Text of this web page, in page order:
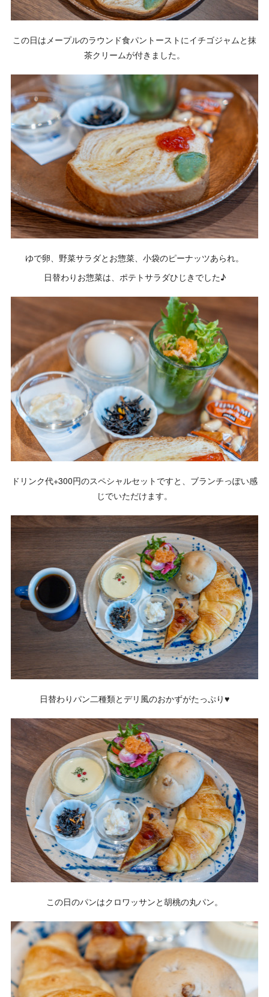
この日はメープルのラウンド食パントーストにイチゴジャムと抹
茶クリームが付きました。
ゆで卵、野菜サラダとお惣菜、小袋のピーナッツあられ。
日替わりお惣菜は、ポテトサラダひじきでした♪
ドリンク代+300円のスペシャルセットですと、ブランチっぽい感
じでいただけます。
日替わりパン二種類とデリ風のおかずがたっぷり♥
この日のパンはクロワッサンと胡桃の丸パン。